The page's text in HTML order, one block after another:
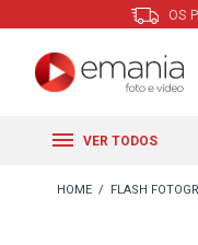
OS
VER TODOS
FLASH